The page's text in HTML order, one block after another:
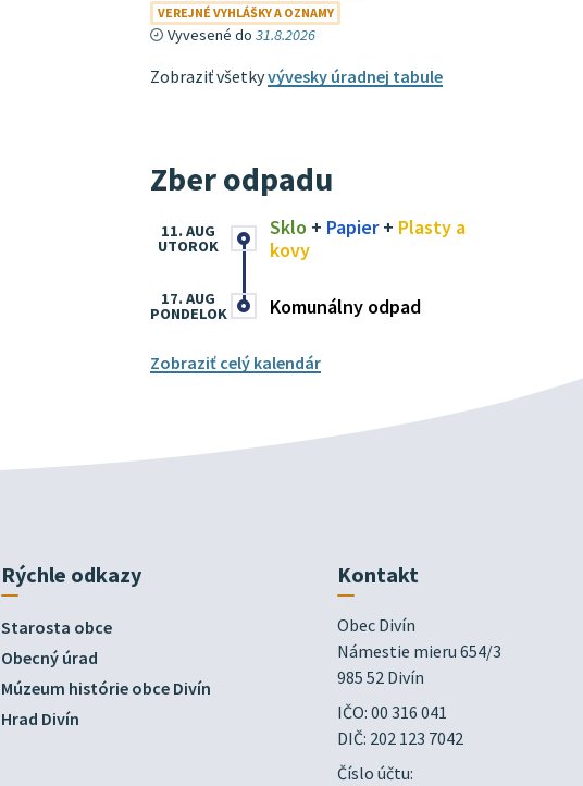
VEREJNÉ VYHLÁŠKY A OZNAMY
Vyvesené do 31.8.2026
Zobraziť všetkyvývesky úradnej tabule
Zber odpadu
Sklo + Papier+ Plasty a
kovy
11. AUG
UTOROK
Komunálny odpad
17. AUG
PONDELOK
Zobraziť celý kalendár
Rýchle odkazy
Starosta obce
Obecný úrad
Múzeum histórie obce Divín
Hrad Divín
Kontakt
Obec Divín
Námestie mieru 654/3
985 52 Divín
IČO: 00 316 041
DIČ: 202 123 7042
Číslo účtu: